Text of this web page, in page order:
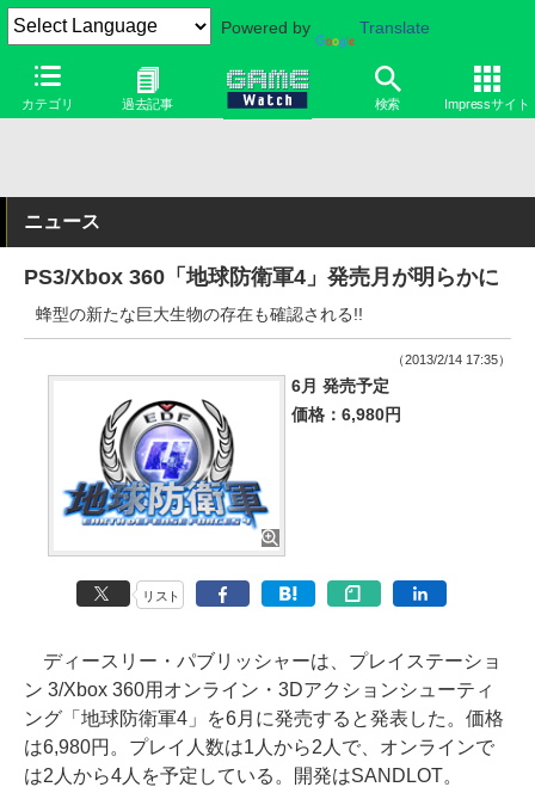
Powered by Translate
カテゴリ 過去記事 検索 Impressサイト
ニュース
PS3/Xbox 360「地球防衛軍4」発売月が明らかに
蜂型の新たな巨大生物の存在も確認される!!
（2013/2/14 17:35）
6月 発売予定
価格：6,980円
リスト
ディースリー・パブリッシャーは、プレイステーショ
ン 3/Xbox 360用オンライン・3Dアクションシューティ
ング「地球防衛軍4」を6月に発売すると発表した。価格
は6,980円。プレイ人数は1人から2人で、オンラインで
は2人から4人を予定している。開発はSANDLOT。